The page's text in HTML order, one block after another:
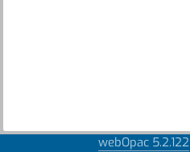
webOpac 5.2.122